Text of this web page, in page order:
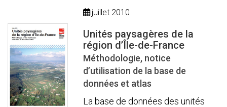
juillet 2010
Unités paysagères de la
région d’Île-de-France
Méthodologie, notice
d’utilisation de la base de
données et atlas
La base de données des unités